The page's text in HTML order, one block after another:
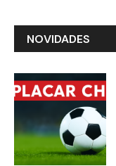
NOVIDADES